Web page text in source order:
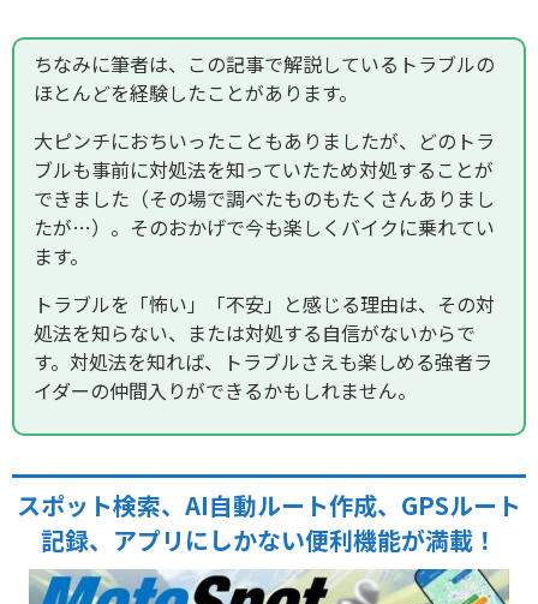
ちなみに筆者は、この記事で解説しているトラブルの
ほとんどを経験したことがあります。
大ピンチにおちいったこともありましたが、どのトラ
ブルも事前に対処法を知っていたため対処することが
できました（その場で調べたものもたくさんありまし
たが…）。そのおかげで今も楽しくバイクに乗れてい
ます。
トラブルを「怖い」「不安」と感じる理由は、その対
処法を知らない、または対処する自信がないからで
す。対処法を知れば、トラブルさえも楽しめる強者ラ
イダーの仲間入りができるかもしれません。
スポット検索、AI自動ルート作成、GPSルート
記録、アプリにしかない便利機能が満載！